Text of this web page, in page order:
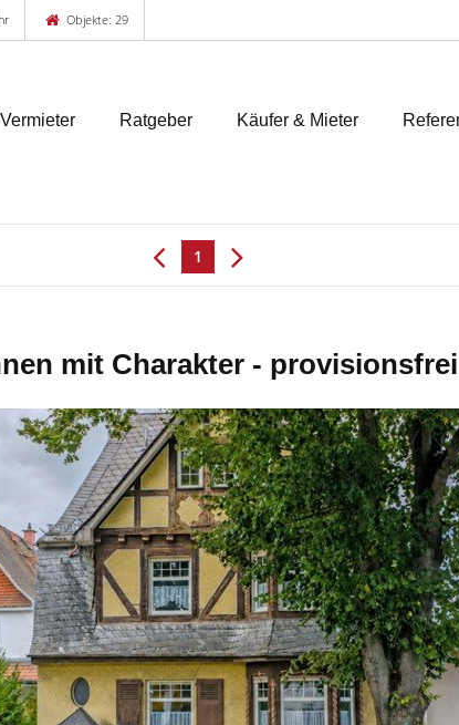
Objekte: 29
Ratgeber Käufer & Mieter
1
mit Charakter - provisionsfrei